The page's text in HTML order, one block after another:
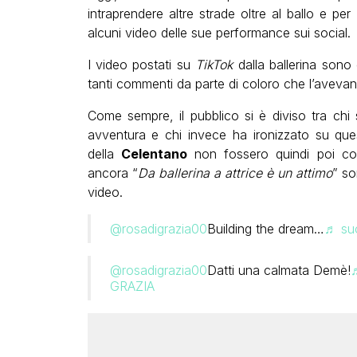
intraprendere altre strade oltre al ballo e
alcuni video delle sue performance sui social.
I video postati su TikTokdalla ballerina sono
tanti commenti da parte di coloro che
Come sempre, il pubblico si è diviso tra
avventura e chi invece ha ironizzato su
della Celentanonon fossero quindi poi
ancora “Da ballerina a attrice è un attimo”
video.
@rosadigrazia00Building the dream… ♬
@rosadigrazia00Datti una calmata Demè!
GRAZIA